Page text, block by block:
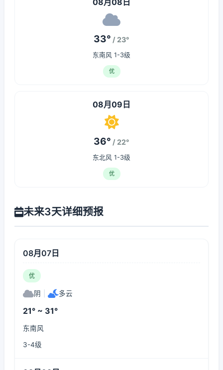
08月08日
33° / 23°
东南风 1-3级
优
08月09日
36° / 22°
东北风 1-3级
优
未来3天详细预报
08月07日
优
阴 多云
21° ~ 31°
东南风
3-4级